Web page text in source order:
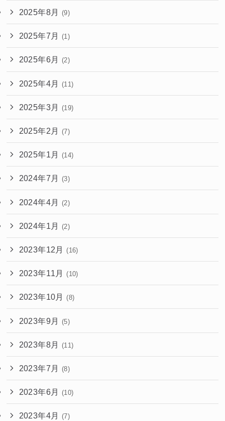
2025年8月 (9)
2025年7月 (1)
2025年6月 (2)
2025年4月 (11)
2025年3月 (19)
2025年2月 (7)
2025年1月 (14)
2024年7月 (3)
2024年4月 (2)
2024年1月 (2)
2023年12月 (16)
2023年11月 (10)
2023年10月 (8)
2023年9月 (5)
2023年8月 (11)
2023年7月 (8)
2023年6月 (10)
2023年4月 (7)